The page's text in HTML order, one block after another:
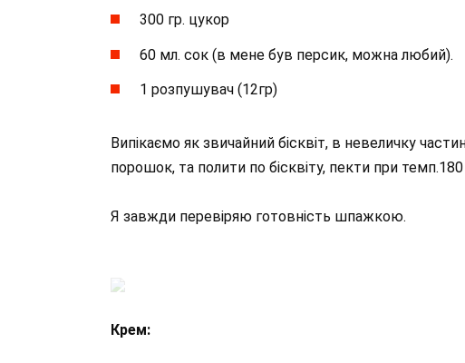
300 гр. цукор
60 мл. сок (в мене був персик, можна любий).
1 розпушувач (12гр)
Випікаємо як звичайний бісквіт, в невеличку
порошок, та полити по бісквіту, пекти при
Я завжди перевіряю готовність шпажкою.
Крем: